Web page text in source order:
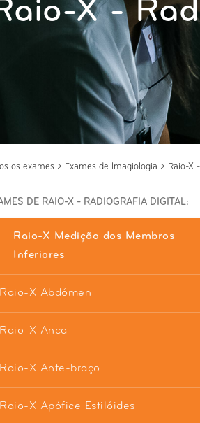
X -
os exames > Exames de Imagiologia > Raio-X
DE RAIO-X - RADIOGRAFIA DIGITAL:
Raio-X Medição dos Membros
Inferiores
Raio-X Abdómen
Raio-X Anca
Raio-X Ante-braço
Raio-X Apófice Estilóides